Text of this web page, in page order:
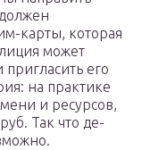
карты, которая
может
пригласить его
на практике
и ресурсов,
Так что де-